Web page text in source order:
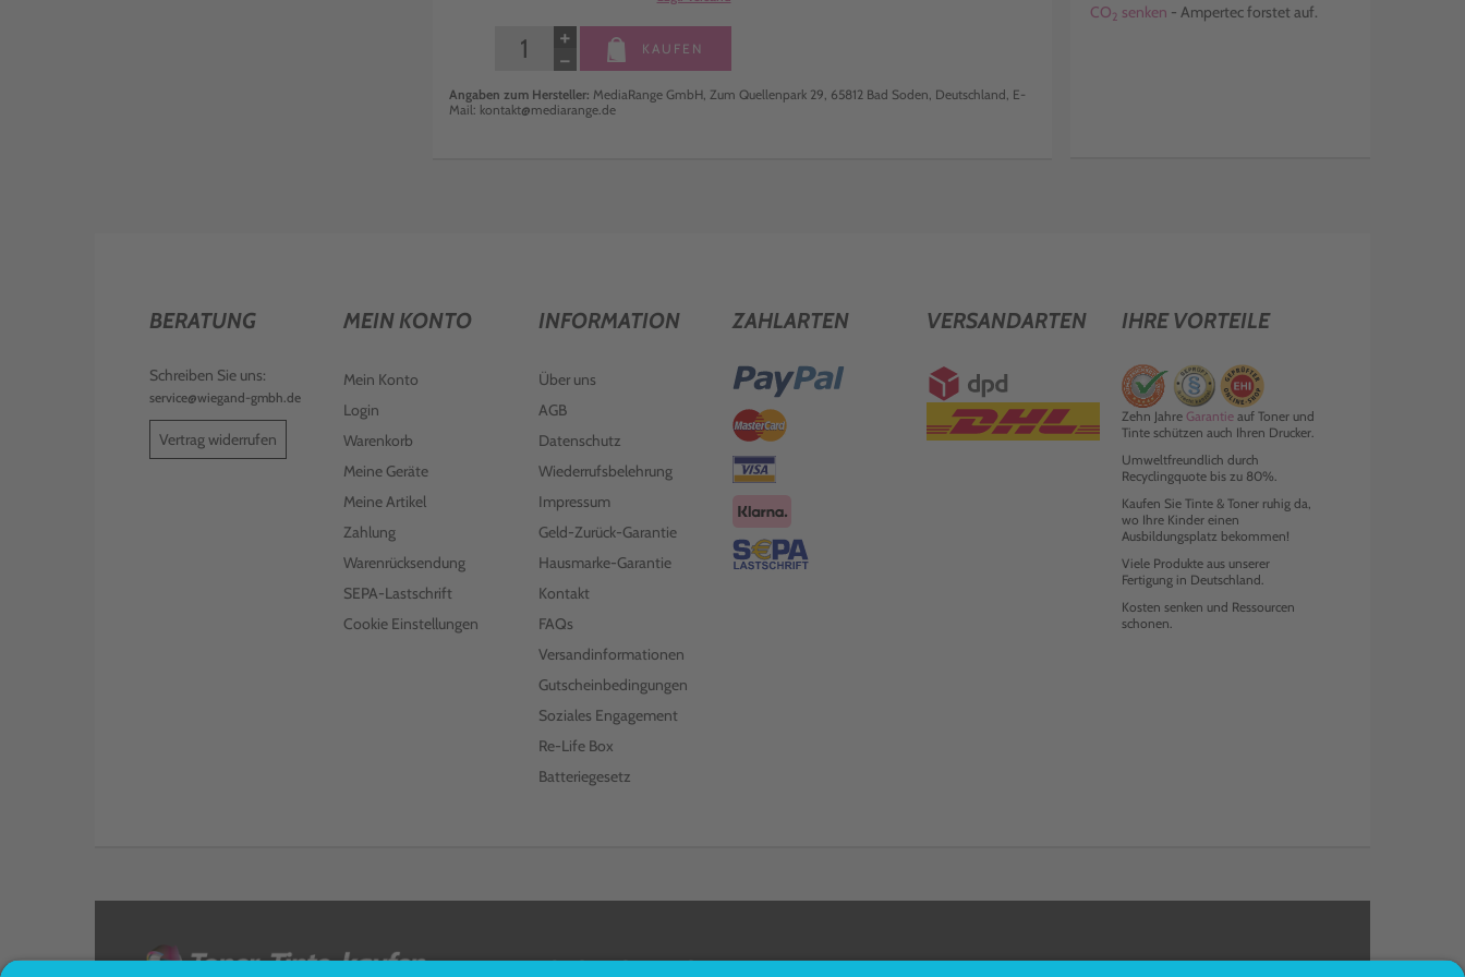
−
+ KAUFEN
Angaben zum Hersteller: MediaRange GmbH, Zum Quellenpark 29, 65812 Bad Soden, Deutschland, E-
Mail: kontakt@mediarange.de
CO2 senken - Ampertec forstet auf.
BERATUNG
Schreiben Sie uns:
service@wiegand-gmbh.de
Vertrag widerrufen
MEIN KONTO
Mein Konto
Login
Warenkorb
Meine Geräte
Meine Artikel
Zahlung
Warenrücksendung
SEPA-Lastschrift
Cookie Einstellungen
INFORMATION
Über uns
AGB
Datenschutz
Wiederrufsbelehrung
Impressum
Geld-Zurück-Garantie
Hausmarke-Garantie
Kontakt
FAQs
Versandinformationen
Gutscheinbedingungen
Soziales Engagement
Re-Life Box
Batteriegesetz
ZAHLARTEN VERSANDARTEN IHRE VORTEILE
Zehn Jahre Garantieauf Toner und
Tinte schützen auch Ihren Drucker.
Umweltfreundlich durch
Recyclingquote bis zu 80%.
Kaufen Sie Tinte & Toner ruhig da,
wo Ihre Kinder einen
Ausbildungsplatz bekommen!
Viele Produkte aus unserer
Fertigung in Deutschland.
Kosten senken und Ressourcen
schonen.
< FOLGEN SIE UNS